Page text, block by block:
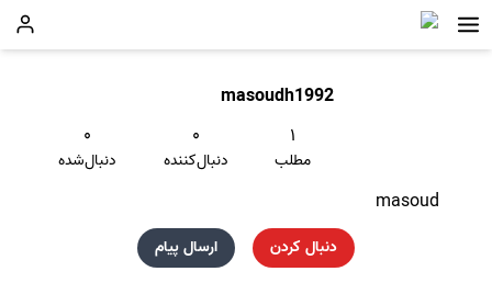
masoudh1992
۱
مطلب
۰
دنبال‌کننده
۰
دنبال‌شده
masoud
دنبال کردن ارسال پیام